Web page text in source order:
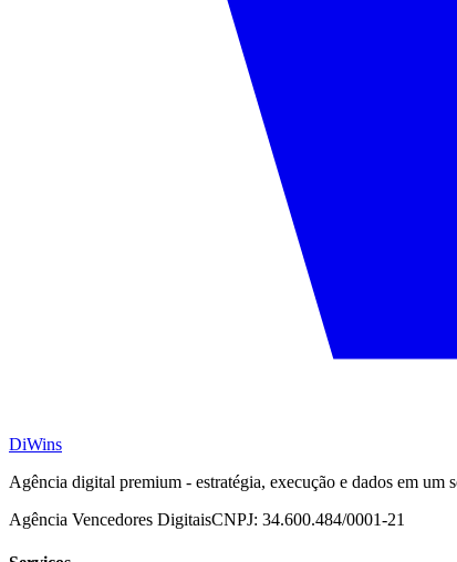
DiWins
Agência digital premium - estratégia, execução e dados em um
Agência Vencedores DigitaisCNPJ: 34.600.484/0001-21